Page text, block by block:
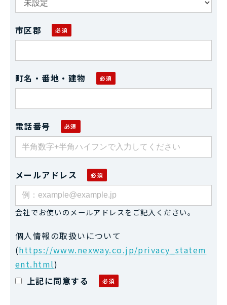
市区郡
町名・番地・建物
電話番号
メールアドレス
会社でお使いのメールアドレスをご記入ください。
個人情報の取扱いについて
(https://www.nexway.co.jp/privacy_statem
ent.html)
上記に同意する